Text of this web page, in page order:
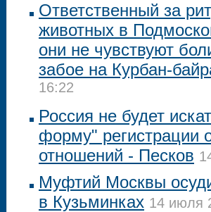
Ответственный за
животных в
они не чувствуют
забое на Курбан-
16:22
Россия не будет
форму" регистрации
отношений - Песков
Муфтий Москвы
в Кузьминках 14 июля